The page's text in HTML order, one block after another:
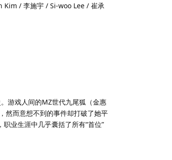
/ 李施宇 / Si-woo Lee / 崔承
游戏人间的MZ世代九尾狐（金惠
然而意想不到的事件却打破了她平
业生涯中几乎囊括了所有“首位”